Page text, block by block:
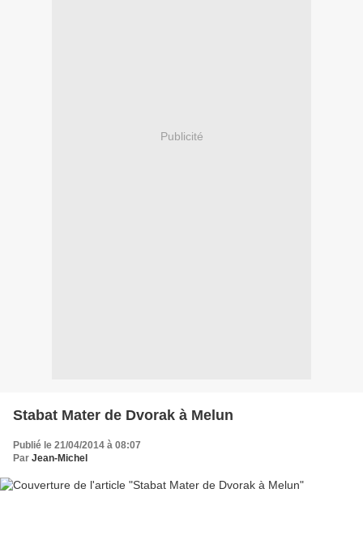
Publicité
Stabat Mater de Dvorak à Melun
Publié le 21/04/2014 à 08:07
Par Jean-Michel